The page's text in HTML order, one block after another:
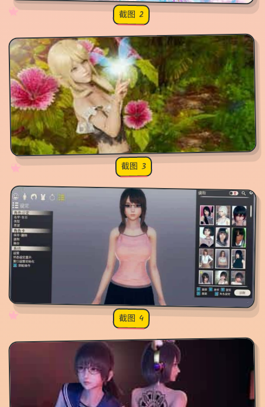
✧♡
★ 截图 2
✧♡
★ 截图 3
✧
♡
★
♥ 截图 4